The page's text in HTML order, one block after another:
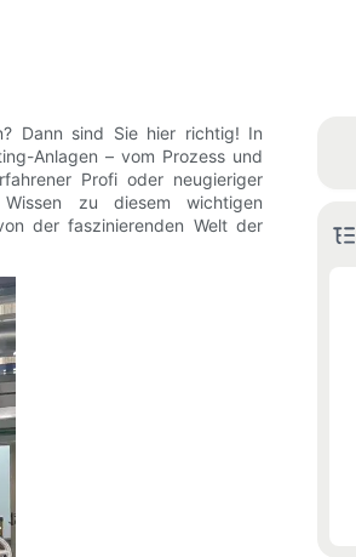
Dann sind Sie hier richtig! In
Anlagen – vom Prozess und
Profi oder neugieriger
zu diesem wichtigen
der faszinierenden Welt der